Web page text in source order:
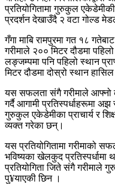
प्रतियोगितामा गुरुकुल
प्रदर्शन देखाउँदै २ वटा गोल्ड
गँगा माबि रामपुरमा गत १८
गरीमाले २०० मिटर दौडमा
लङ्जम्पमा पनि पहिलो स्थान
मिटर दौडमा दोस्रो स्थान
यस सफलता संगै गरीमाले आफ्नो
गर्दै आगामी प्रतिस्पर्धाहरूमा अझ
गुरुकुल एकेडेमीका प्राचार्य र
व्यक्त गरेका छन्।
यस प्रतियोगितामा गरीमाको
भविष्यका खेलकुद प्रतिस्पर्धामा
प्रतियोगिता जिते संगै गरीमाले
पु¥याएकी छिन ।